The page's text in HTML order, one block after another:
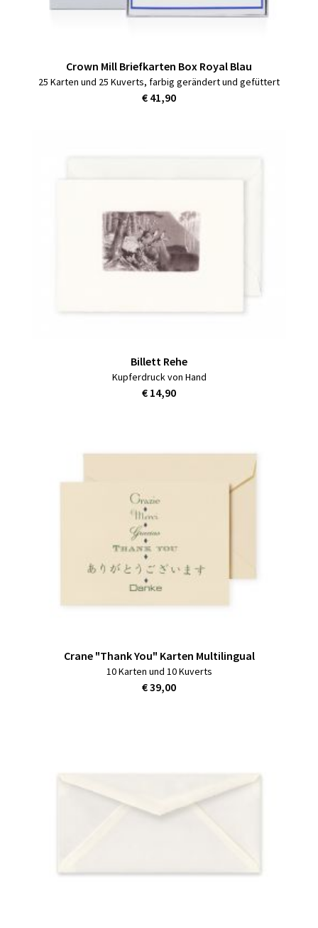
Crown Mill Briefkarten Box Royal Blau
25 Karten und 25 Kuverts, farbig gerändert und gefüttert
€ 41,90
Billett Rehe
Kupferdruck von Hand
€ 14,90
Crane "Thank You" Karten Multilingual
10 Karten und 10 Kuverts
€ 39,00